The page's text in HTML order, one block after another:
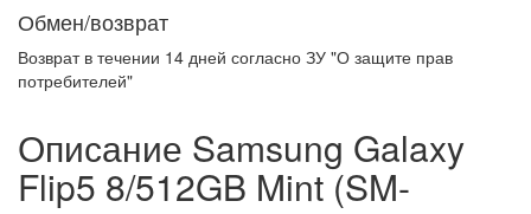
Обмен/возврат
Возврат в течении 14 дней согласно ЗУ "О защите прав
потребителей"
Описание Samsung Galaxy
Flip5 8/512GB Mint (SM-